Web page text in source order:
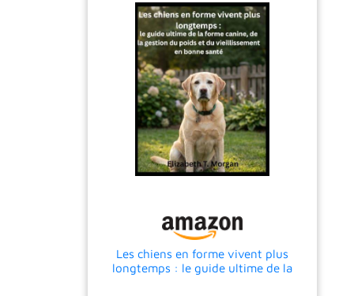
Les chiens en forme vivent plus
longtemps : le guide ultime de la